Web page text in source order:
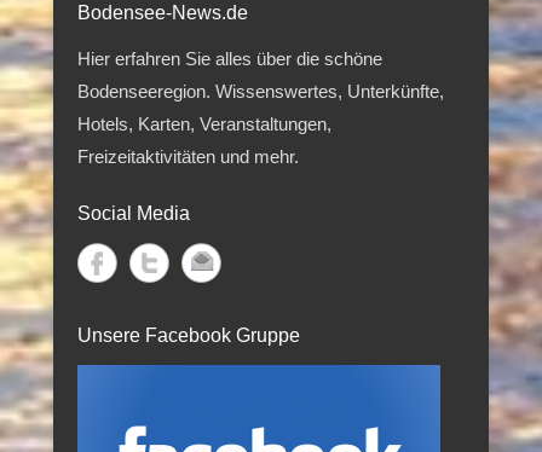
Bodensee-News.de
Hier erfahren Sie alles über die schöne
Bodenseeregion. Wissenswertes, Unterkünfte,
Hotels, Karten, Veranstaltungen,
Freizeitaktivitäten und mehr.
Social Media
Unsere Facebook Gruppe